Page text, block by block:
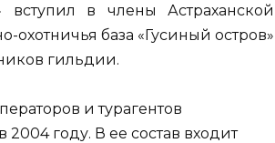
в члены Астраханской
охотничья база «Гусиный остров»
гильдии.
и турагентов
2004 году. В ее состав входит